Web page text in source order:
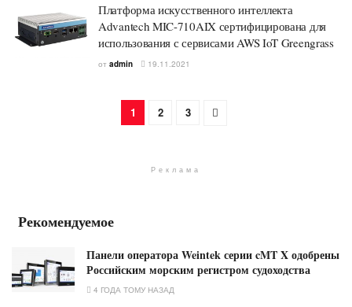
Платформа искусственного интеллекта
Advantech MIC-710AIX сертифицирована для
использования с сервисами AWS IoT Greengrass
от admin 19.11.2021
1 2 3
Реклама
Рекомендуемое
Панели оператора Weintek серии cMT X одобрены
Российским морским регистром судоходства
4 ГОДА ТОМУ НАЗАД